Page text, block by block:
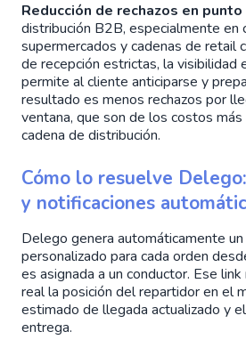
Reducción de rechazos en
distribución B2B, especialmente en
supermercados y cadenas de retail
de recepción estrictas, la visibilidad
permite al cliente anticiparse y
resultado es menos rechazos por
ventana, que son de los costos
cadena de distribución.
Cómo lo resuelve
y notificaciones
Delego genera automáticamente
personalizado para cada orden
es asignada a un conductor. Ese
real la posición del repartidor en el
estimado de llegada actualizado y
entrega.